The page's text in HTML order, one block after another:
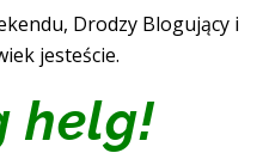
Drodzy Blogujący i
jesteście.
helg!